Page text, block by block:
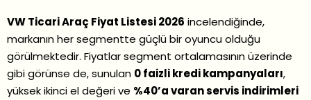
VW Ticari Araç Fiyat Listesi 2026 incelendiğinde,
markanın her segmentte güçlü bir oyuncu olduğu
görülmektedir. Fiyatlar segment ortalamasının üzerinde
gibi görünse de, sunulan 0 faizli kredi kampanyaları,
yüksek ikinci el değeri ve %40’a varan servis indirimleri